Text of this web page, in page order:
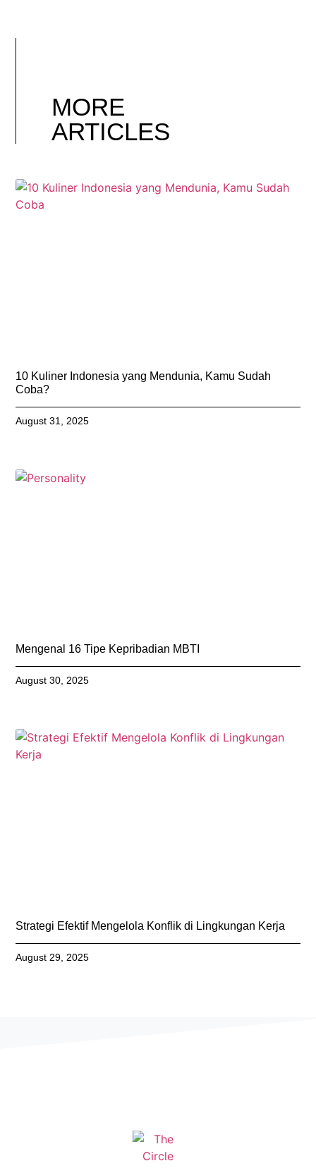
MORE
ARTICLES
10 Kuliner Indonesia yang Mendunia, Kamu Sudah
Coba?
August 31, 2025
Mengenal 16 Tipe Kepribadian MBTI
August 30, 2025
Strategi Efektif Mengelola Konflik di Lingkungan Kerja
August 29, 2025